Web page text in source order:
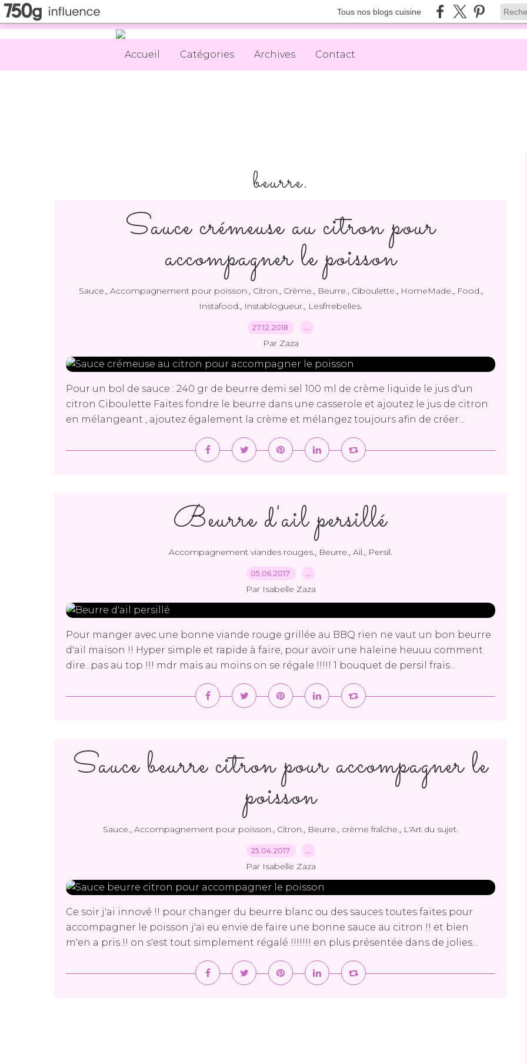
Tous nos blogs cuisine
Accueil Catégories Archives Contact
beurre.
Sauce crémeuse au citron pour
accompagner le poisson
Sauce., Accompagnement pour poisson., Citron., Crème., Beurre., Ciboulette., HomeMade., Food.,
Instafood., Instablogueur., Lesfrrebelles.
27.12.2018 …
Par Zaza
Pour un bol de sauce : 240 gr de beurre demi sel 100 ml de crème liquide le jus d'un
citron Ciboulette Faites fondre le beurre dans une casserole et ajoutez le jus de citron
en mélangeant , ajoutez également la crème et mélangez toujours afin de créer...
Beurre d'ail persillé
Accompagnement viandes rouges., Beurre., Ail., Persil.
05.06.2017 …
Par Isabelle Zaza
Pour manger avec une bonne viande rouge grillée au BBQ rien ne vaut un bon beurre
d'ail maison !! Hyper simple et rapide à faire, pour avoir une haleine heuuu comment
dire...pas au top !!! mdr mais au moins on se régale !!!!! 1 bouquet de persil frais...
Sauce beurre citron pour accompagner le
poisson
Sauce., Accompagnement pour poisson., Citron., Beurre., crème fraîche., L'Art du sujet.
25.04.2017 …
Par Isabelle Zaza
Ce soir j'ai innové !! pour changer du beurre blanc ou des sauces toutes faites pour
accompagner le poisson j'ai eu envie de faire une bonne sauce au citron !! et bien
m'en a pris !! on s'est tout simplement régalé !!!!!!! en plus présentée dans de jolies...